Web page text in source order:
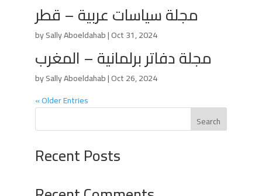
مجلة سياسات عربية – قطر
bySally Aboeldahab|Oct 31, 2024
مجلة دفاتر برلمانية – المغرب
bySally Aboeldahab|Oct 26, 2024
« Older Entries
Search
Recent Posts